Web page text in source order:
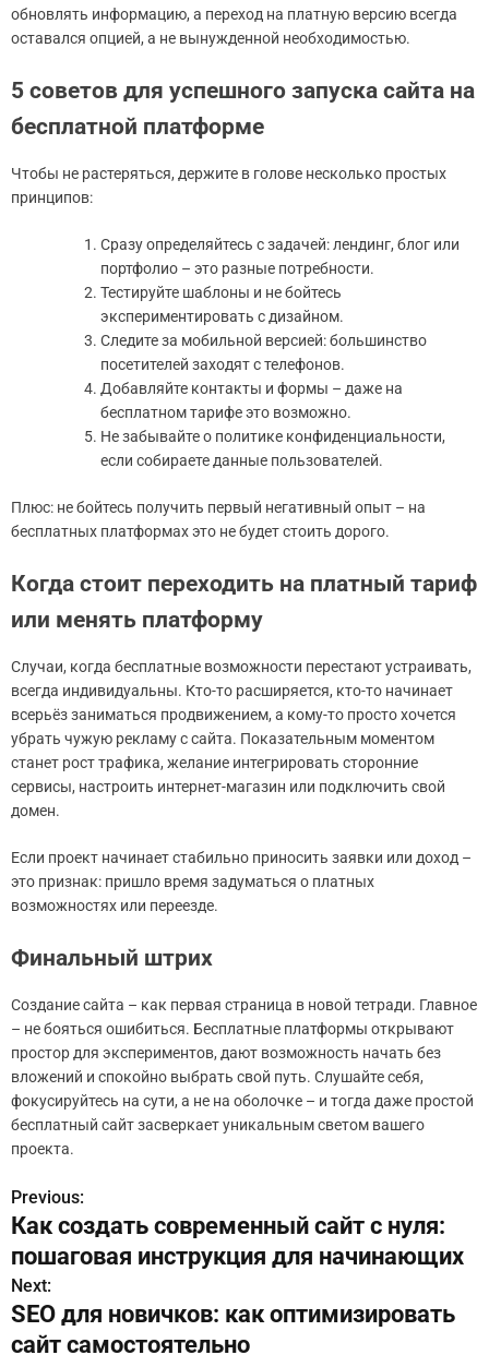
обновлять информацию, а переход на платную версию всегда
оставался опцией, а не вынужденной необходимостью.
5 советов для успешного запуска сайта на
бесплатной платформе
Чтобы не растеряться, держите в голове несколько простых
принципов:
Сразу определяйтесь с задачей: лендинг, блог или
портфолио – это разные потребности.
Тестируйте шаблоны и не бойтесь
экспериментировать с дизайном.
Следите за мобильной версией: большинство
посетителей заходят с телефонов.
Добавляйте контакты и формы – даже на
бесплатном тарифе это возможно.
Не забывайте о политике конфиденциальности,
если собираете данные пользователей.
Плюс: не бойтесь получить первый негативный опыт – на
бесплатных платформах это не будет стоить дорого.
Когда стоит переходить на платный тариф
или менять платформу
Случаи, когда бесплатные возможности перестают устраивать,
всегда индивидуальны. Кто-то расширяется, кто-то начинает
всерьёз заниматься продвижением, а кому-то просто хочется
убрать чужую рекламу с сайта. Показательным моментом
станет рост трафика, желание интегрировать сторонние
сервисы, настроить интернет-магазин или подключить свой
домен.
Если проект начинает стабильно приносить заявки или доход –
это признак: пришло время задуматься о платных
возможностях или переезде.
Финальный штрих
Создание сайта – как первая страница в новой тетради. Главное
– не бояться ошибиться. Бесплатные платформы открывают
простор для экспериментов, дают возможность начать без
вложений и спокойно выбрать свой путь. Слушайте себя,
фокусируйтесь на сути, а не на оболочке – и тогда даже простой
бесплатный сайт засверкает уникальным светом вашего
проекта.
Н
а
в
и
Previous:
Как создать современный сайт с нуля:
пошаговая инструкция для начинающих
Next:
SEO для новичков: как оптимизировать
сайт самостоятельно